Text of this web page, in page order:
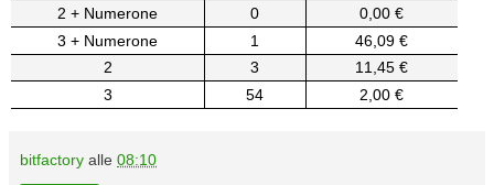
2 + Numerone
0
0,00 €
3 + Numerone
1
46,09 €
2
3
11,45 €
3
54 2,00 €
bitfactory alle 08:10